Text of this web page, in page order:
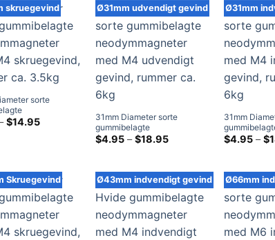
skruegevind
sorte
med M4
$14.95Prisklasse:
Ø31mm udvendigt gevind
31mm Diameter sorte
gummibelagte
neodymmagneter med M4
$4.95 – $18.95Prisklasse:
Ø31mm
31mm
$4.95 – $
Skruegevind Ø43mm indvendigt gevind Ø66mm